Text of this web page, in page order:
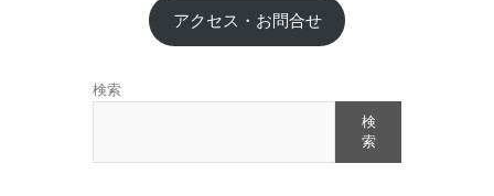
アクセス・お問合せ
検索
検
索